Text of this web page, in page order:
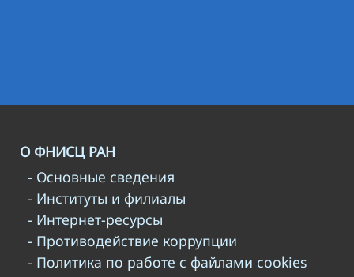
О ФНИСЦ РАН
- Основные сведения
- Институты и филиалы
- Интернет-ресурсы
- Противодействие коррупции
- Политика по работе с файлами cookies